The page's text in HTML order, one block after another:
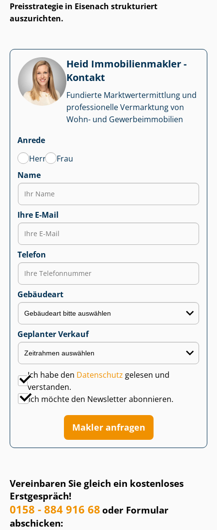
Preisstrategie in Eisenach strukturiert
auszurichten.
Vereinbaren Sie gleich ein kostenloses
Erstgespräch!
0158 - 884 916 68oder Formular
abschicken:
Heid Im­mo­bi­li­en­mak­ler -
Kontakt
Fundierte Markt­wert­ermitt­lung und
professionelle Vermarktung von
Wohn- und Ge­wer­be­im­mo­bi­li­en
Anrede
Herr
Frau
Name
Ihre E-Mail
Telefon
Gebäudeart
Geplanter Verkauf
Ich habe den Datenschutz gelesen und
verstanden.
Ich möchte den Newsletter abonnieren.
Makler anfragen